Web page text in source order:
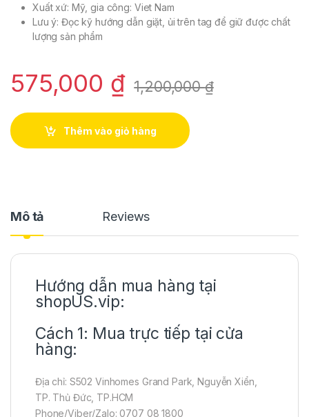
Xuất xứ: Mỹ, gia công: Viet Nam
Lưu ý: Đọc kỹ hướng dẫn giặt, ủi trên tag để giữ được chất
lượng sản phẩm
575,000 ₫ 1,200,000₫
Thêm vào giỏ hàng
Mô tả Reviews
Hướng dẫn mua hàng tại
shopUS.vip:
Cách 1: Mua trực tiếp tại cửa
hàng:
Địa chỉ: S502 Vinhomes Grand Park, Nguyễn Xiển,
TP. Thủ Đức, TP.HCM
Phone/Viber/Zalo: 0707 08 1800